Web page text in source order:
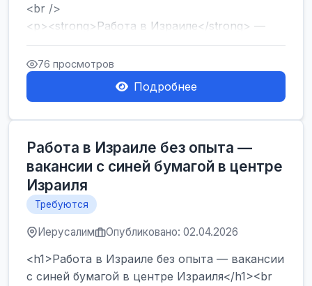
<br />
<p><strong>Работа в Израиле</strong> —
один из самых популярных запросов среди
тех, кто ...
76 просмотров
Подробнее
Работа в Израиле без опыта —
вакансии с синей бумагой в центре
Израиля
Требуются
Иерусалим Опубликовано: 02.04.2026
<h1>Работа в Израиле без опыта — вакансии
с синей бумагой в центре Израиля</h1><br